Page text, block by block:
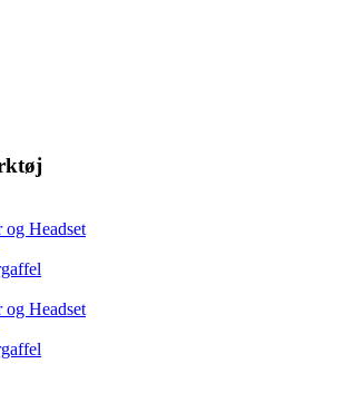
Headset
Headset